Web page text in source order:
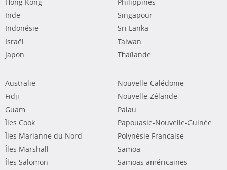
Hong Kong
Inde
Indonésie
Israël
Japon
Philippines
Singapour
Sri Lanka
Taiwan
Thaïlande
Australie
Fidji
Guam
Îles Cook
Îles Marianne du Nord
Îles Marshall
Îles Salomon
Nouvelle-Calédonie
Nouvelle-Zélande
Palau
Papouasie-Nouvelle-Guinée
Polynésie Française
Samoa
Samoas américaines